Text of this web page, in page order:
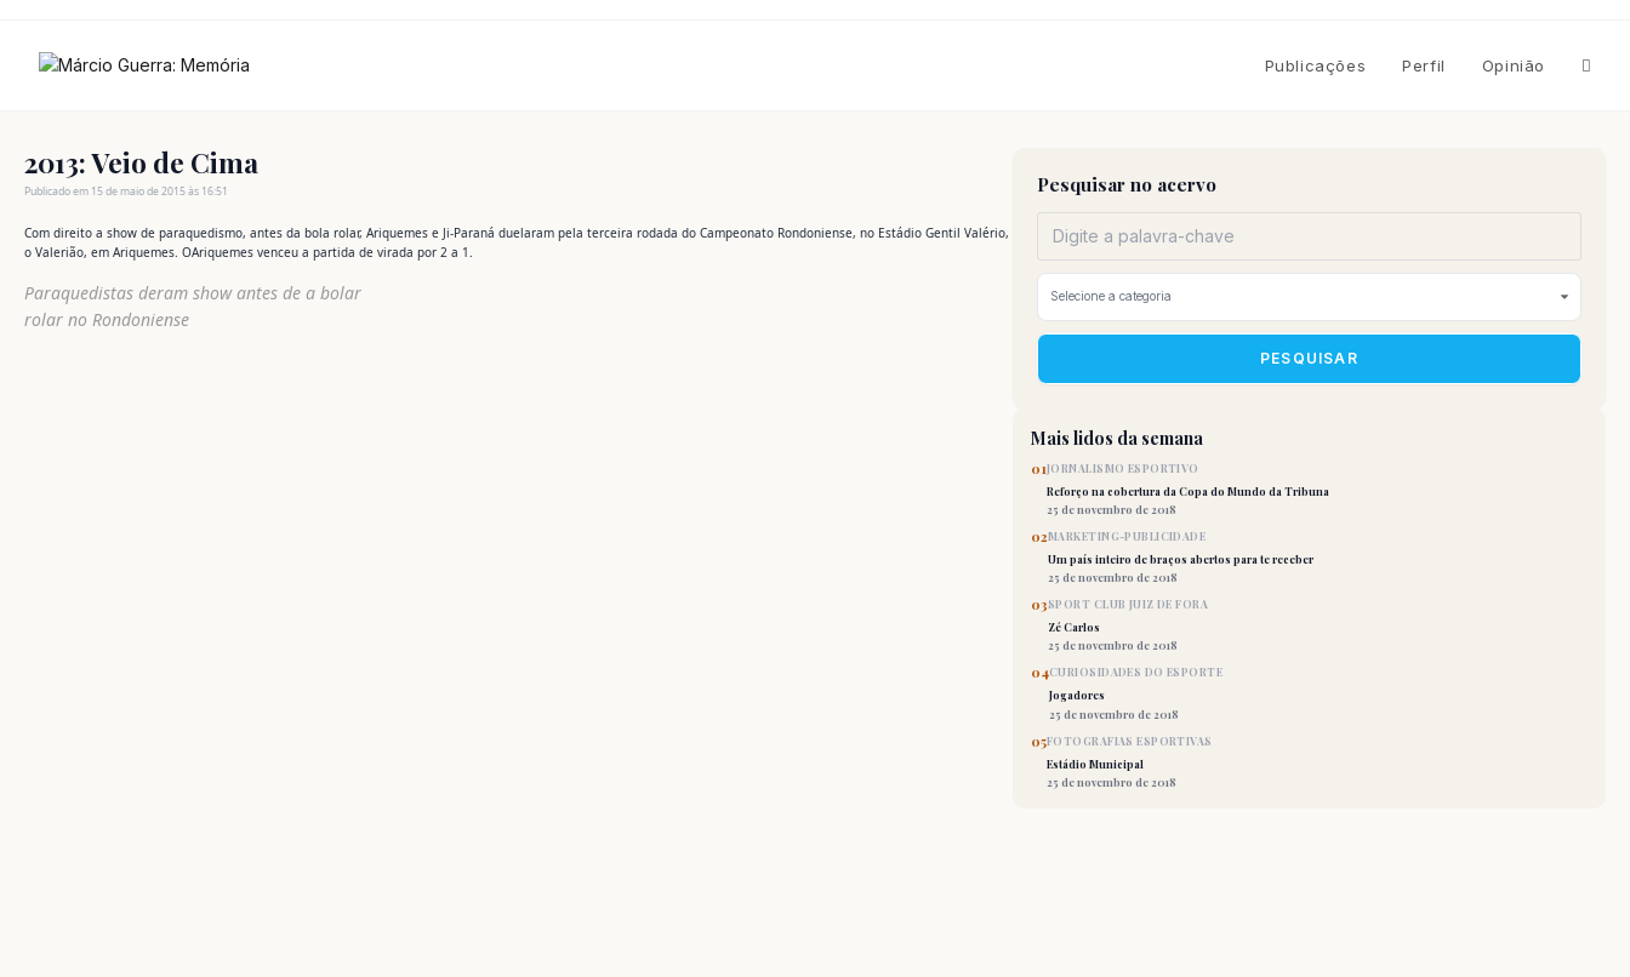
Publicações Perfil Opinião
2013: Veio de Cima
Publicado em 15 de maio de 2015 às 16:51
Com direito a show de paraquedismo, antes da bola rolar, Ariquemes e Ji-Paraná duelaram pela terceira rodada do Campeonato Rondoniense, no Estádio Gentil Valério,
o Valerião, em Ariquemes. OAriquemes venceu a partida de virada por 2 a 1.
Paraquedistas deram show antes de a bolar
rolar no Rondoniense
Pesquisar no acervo
PESQUISAR
Mais lidos da semana
01JORNALISMO ESPORTIVO
Reforço na cobertura da Copa do Mundo da Tribuna
25 de novembro de 2018
02MARKETING-PUBLICIDADE
Um país inteiro de braços abertos para te receber
25 de novembro de 2018
03SPORT CLUB JUIZ DE FORA
Zé Carlos
25 de novembro de 2018
04CURIOSIDADES DO ESPORTE
Jogadores
25 de novembro de 2018
05FOTOGRAFIAS ESPORTIVAS
Estádio Municipal
25 de novembro de 2018